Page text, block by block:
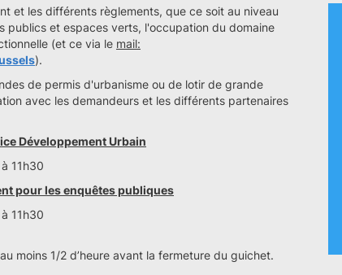
et les différents règlements, que ce soit au niveau
publics et espaces verts, l'occupation du domaine
(et ce via le mail:
).
de permis d'urbanisme ou de lotir de grande
avec les demandeurs et les différents partenaires
Développement Urbain
11h30
pour les enquêtes publiques
11h30
moins 1/2 d’heure avant la fermeture du guichet.